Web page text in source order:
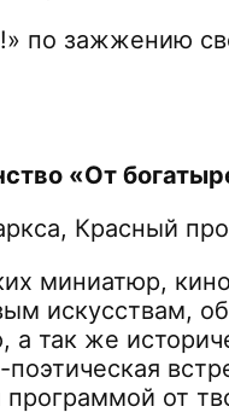
по зажжению
«От
Красный
миниатюр,
искусствам,
так же
от